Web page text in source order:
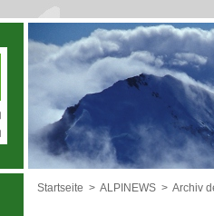
Startseite > ALPINEWS > Archiv